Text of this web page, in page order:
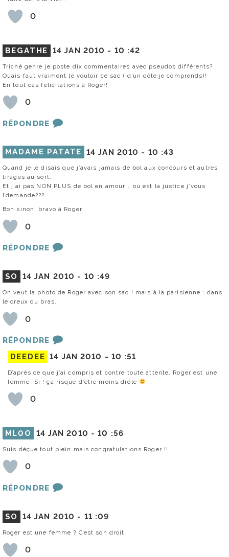
0
BEGATHE 14 JAN 2010 - 10 :42
Triché genre je poste dix commentaires avec pseudos différents?
Ouais faut vraiment le vouloir ce sac ( d’un côté je comprends)!
En tout cas félicitations à Roger!
0
RÉPONDRE
MADAME PATATE 14 JAN 2010 - 10 :43
Quand je le disais que j’avais jamais de bol aux concours et autres
tirages au sort.
Et j’ai pas NON PLUS de bol en amour … où est la justice j’vous
l’demande???
Bon sinon, bravo à Roger
0
RÉPONDRE
SO 14 JAN 2010 - 10 :49
On veut la photo de Roger avec son sac ! mais à la parisienne : dans
le creux du bras.
0
RÉPONDRE
DEEDEE 14 JAN 2010 - 10 :51
D’après ce que j’ai compris et contre toute attente, Roger est une
femme. Si ! ça risque d’être moins drôle
0
ML0O 14 JAN 2010 -10 :56
Suis déçue tout plein mais congratulations Roger !!
0
RÉPONDRE
SO 14 JAN 2010 - 11 :09
Roger est une femme ? C’est son droit.
0